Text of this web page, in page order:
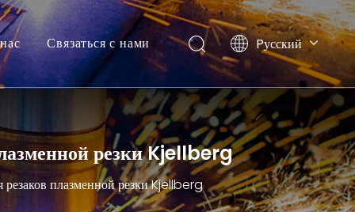
Связаться с нами Pусский
English
резки Kjellberg
резаков плазменной резки Kjellberg